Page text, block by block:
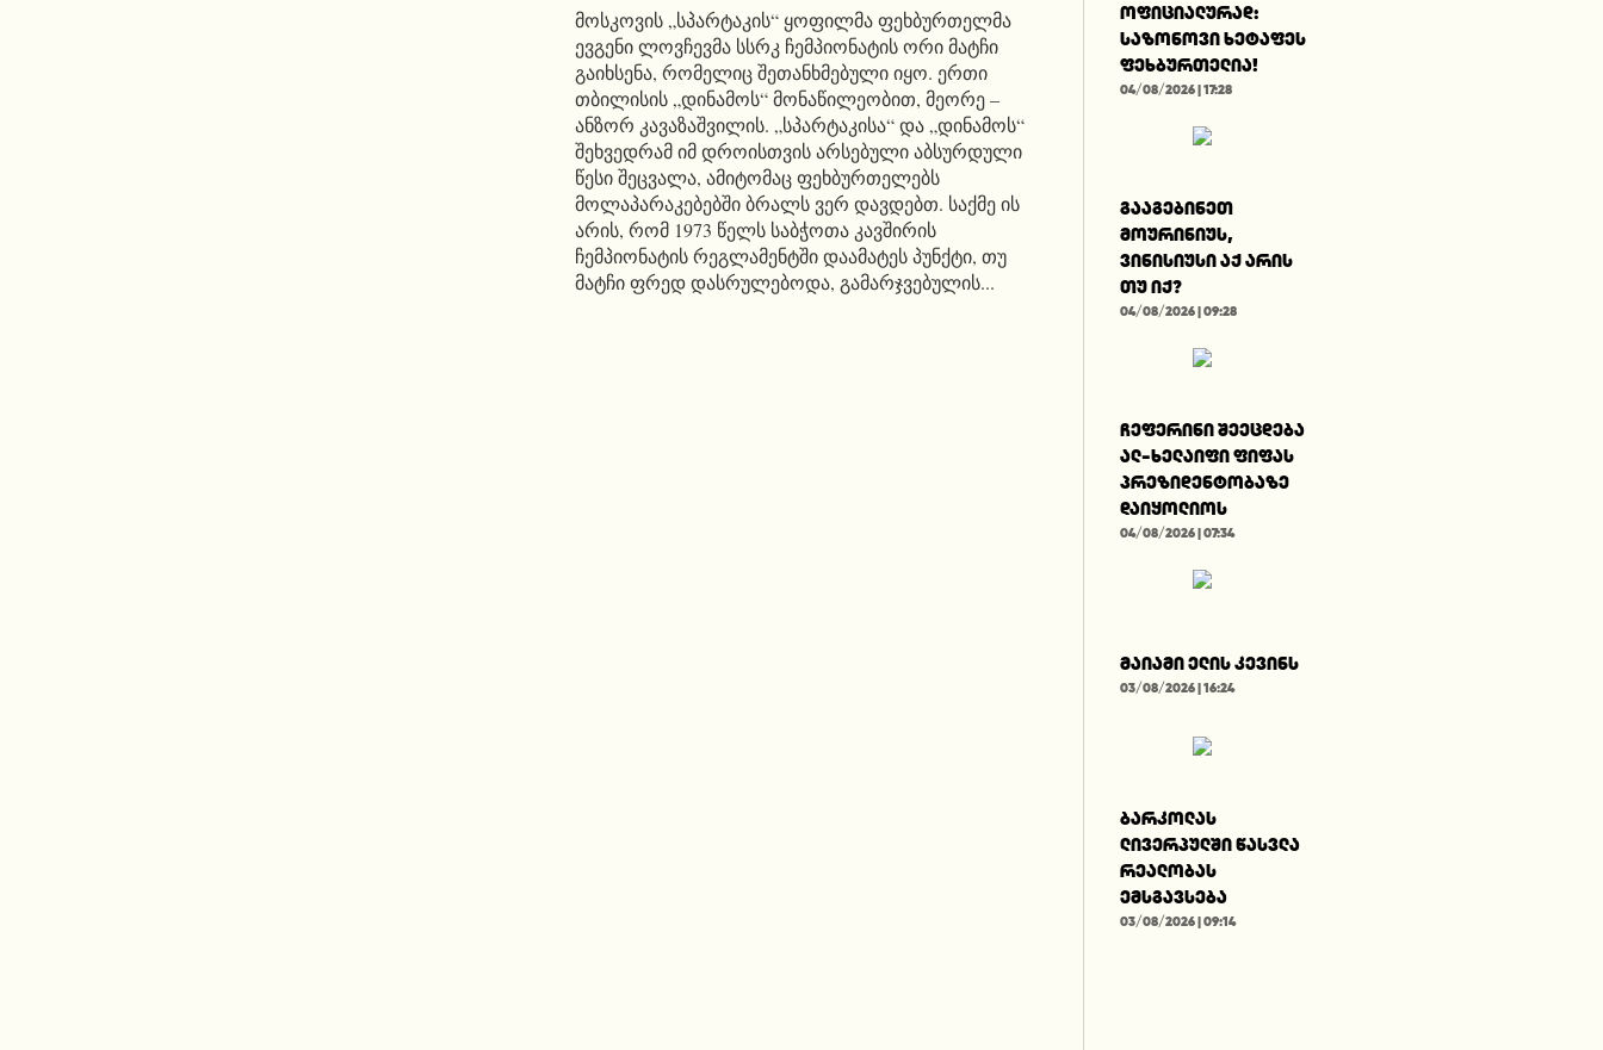
მოსკოვის „სპარტაკის“ ყოფილმა ფეხბურთელმა
ევგენი ლოვჩევმა სსრკ ჩემპიონატის ორი მატჩი
გაიხსენა, რომელიც შეთანხმებული იყო. ერთი
თბილისის „დინამოს“ მონაწილეობით, მეორე –
ანზორ კავაზაშვილის. „სპარტაკისა“ და „დინამოს“
შეხვედრამ იმ დროისთვის არსებული აბსურდული
წესი შეცვალა, ამიტომაც ფეხბურთელებს
მოლაპარაკებებში ბრალს ვერ დავდებთ. საქმე ის
არის, რომ 1973 წელს საბჭოთა კავშირის
ჩემპიონატის რეგლამენტში დაამატეს პუნქტი, თუ
მატჩი ფრედ დასრულებოდა, გამარჯვებულის...
ოფიციალურად:
საზონოვი ხეტაფეს
ფეხბურთელია!
04/08/2026 | 17:28
გააგებინეთ
მოურინიუს,
ვინისიუსი აქ არის
თუ იქ?
04/08/2026 | 09:28
ჩეფერინი შეეცდება
ალ-ხელაიფი ფიფას
პრეზიდენტობაზე
დაიყოლიოს
04/08/2026 | 07:34
მაიამი ელის კევინს
03/08/2026 | 16:24
ბარკოლას
ლივერპულში წასვლა
რეალობას
ემსგავსება
03/08/2026 | 09:14